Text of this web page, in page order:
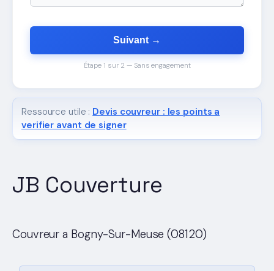
JB Couverture
Couvreur a Bogny-Sur-Meuse (08120)
Suivant →
Étape 1 sur 2 — Sans engagement
Ressource utile : Devis couvreur : les points a
verifier avant de signer